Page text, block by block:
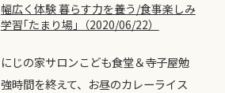
幅広く体験 暮らす力を養う/食事楽しみ
学習｢たまり場｣（2020/06/22）
にじの家サロンこども食堂＆寺子屋勉
強時間を終えて、お昼のカレーライス